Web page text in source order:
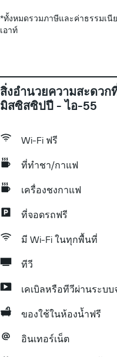
*ทั้งหมดรวมภาษีและค่าธรรมเ
เอาท์
สิ่งอำนวยความสะดว
มิสซิสซิปปี - ไอ-55
Wi-Fi ฟรี
ที่ทำชา/กาแฟ
เครื่องชงกาแฟ
ที่จอดรถฟรี
มี Wi-Fi ในทุกพื้นที่
ทีวี
เคเบิลหรือทีวีผ่านระบบ
ของใช้ในห้องน้ำฟรี
อินเทอร์เน็ต